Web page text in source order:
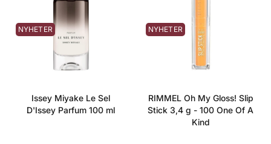
NYHETER
Issey Miyake Le Sel
D'Issey Parfum 100 ml
NYHETER
RIMMEL Oh My Gloss! Slip
Stick 3,4 g - 100 One Of A
Kind